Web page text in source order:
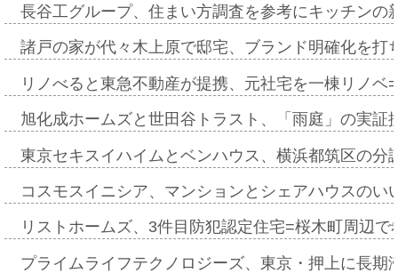
長谷工グループ、住まい方調査を参考にキッチン
諸戸の家が代々木上原で邸宅、ブランド明確化を
リノべると東急不動産が提携、元社宅を一棟リノ
旭化成ホームズと世田谷トラスト、「雨庭」の実
東京セキスイハイムとベンハウス、横浜都筑区の
コスモスイニシア、マンションとシェアハウスの
リストホームズ、3件目防犯認定住宅=桜木町周辺
プライムライフテクノロジーズ、東京・押上に長